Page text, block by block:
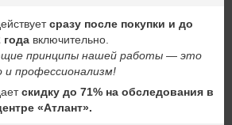
сразу после покупки и до
года включительно.
принципы нашей работы — это
и профессионализм!
скидку до 71% на обследования в
«Атлант».